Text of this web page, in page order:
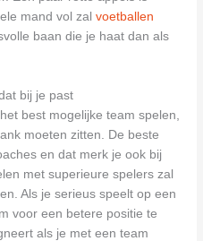
mand vol zalvoetballen
baan die je haat dan als
bij je past
best mogelijke team spelen,
moeten zitten. De beste
en dat merk je ook bij
met superieure spelers zal
Als je serieus speelt op een
voor een betere positie te
als je met een team